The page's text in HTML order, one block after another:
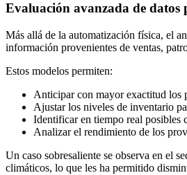
Evaluación avanzada de datos
Más allá de la automatización física, el
información provenientes de ventas,
Estos modelos permiten:
Anticipar con mayor exactitud los
Ajustar los niveles de inventario
Identificar en tiempo real posibles
Analizar el rendimiento de los
Un caso sobresaliente se observa en el
climáticos, lo que les ha permitido